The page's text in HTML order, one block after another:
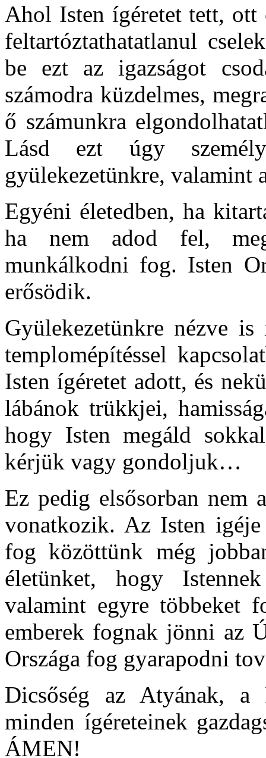
Ahol Isten ígéretet tett,
feltartóztathatatlanul
be ezt az igazságot
számodra küzdelmes,
ő számunkra
Lásd ezt úgy
gyülekezetünkre, valamint
Egyéni életedben, ha
ha nem adod fel,
munkálkodni fog. Isten
erősödik.
Gyülekezetünkre nézve
templomépítéssel
Isten ígéretet adott, és
lábánok trükkjei,
hogy Isten megáld
kérjük vagy gondoljuk…
Ez pedig elsősorban nem
vonatkozik. Az Isten
fog közöttünk még
életünket, hogy
valamint egyre többeket
emberek fognak jönni az
Országa fog gyarapodni
Dicsőség az Atyának, a
minden ígéreteinek
ÁMEN!